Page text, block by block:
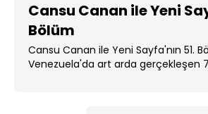
Cansu Canan ile Yeni
Bölüm
Cansu Canan ile Yeni Sayfa'nın 51.
Venezuela'da art arda gerçekleşen